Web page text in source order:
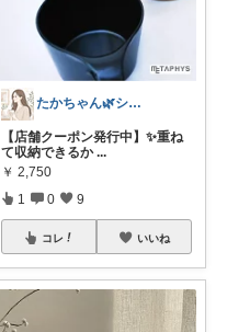
たかちゃん🌿シンプルで心地よい暮らし
【店舗クーポン発行中】✨重ね
て収納できるか ...
￥ 2,750
1 0 9
コレ いいね